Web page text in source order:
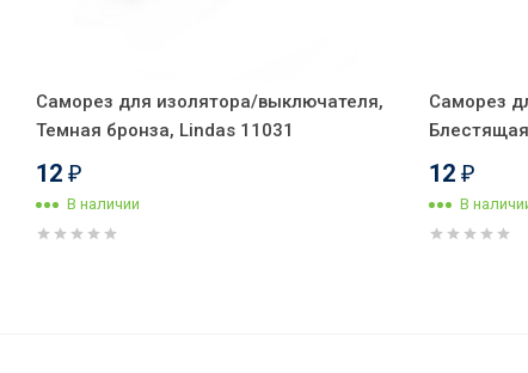
Саморез для изолятора/выключателя,
Темная бронза, Lindas 11031
12 ₽
В наличии
Саморез
12 ₽
В